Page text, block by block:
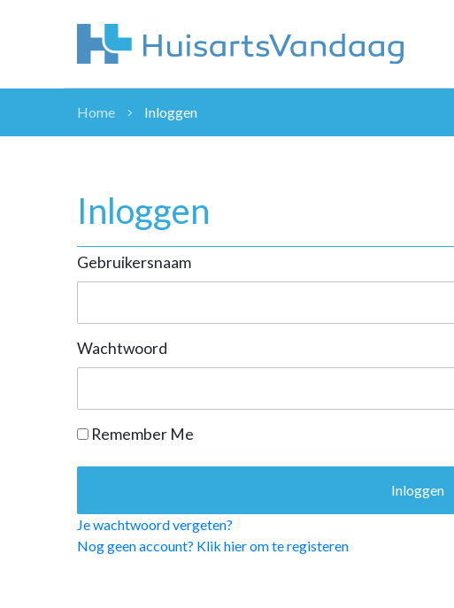
ZORGVERZEKERAARS
DOSSIER
NHG
PRAKTIJKZAKEN
VPHUISARTSEN
MEDISCHE VAKHANDEL
Home Inloggen
Inloggen
Gebruikersnaam
Wachtwoord
Remember Me
Je wachtwoord vergeten?
Nog geen account? Klik hier om te registeren